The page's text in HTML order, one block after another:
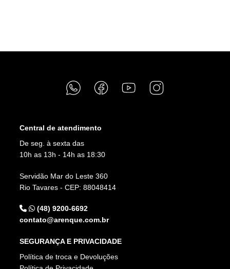
Central de atendimento
De seg. à sexta das
10h as 13h - 14h as 18:30
Servidão Mar do Leste 360
Rio Tavares - CEP: 88048414
(48) 9200-6692
contato@arenque.com.br
SEGURANÇA E PRIVACIDADE
Política de troca e Devoluções